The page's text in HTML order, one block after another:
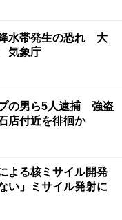
水帯発生の恐れ 大
気象庁
の男ら5人逮捕 強盗
店付近を徘徊か
よる核ミサイル開発
い」ミサイル発射に